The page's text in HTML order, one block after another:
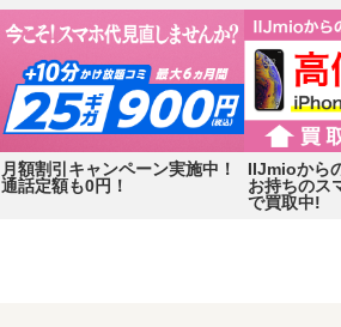
月額割引キャンペーン実施中！
通話定額も0円！
IIJmioから
お持ちのス
で買取中!